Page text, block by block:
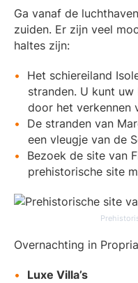
Ga vanaf de
zuiden. Er zijn veel
haltes zijn:
Het schiereiland
stranden. U kunt
door het verkennen
De stranden van
een vleugje van de
Bezoek de site van
prehistorische site
Overnachting in
Luxe Villa’s